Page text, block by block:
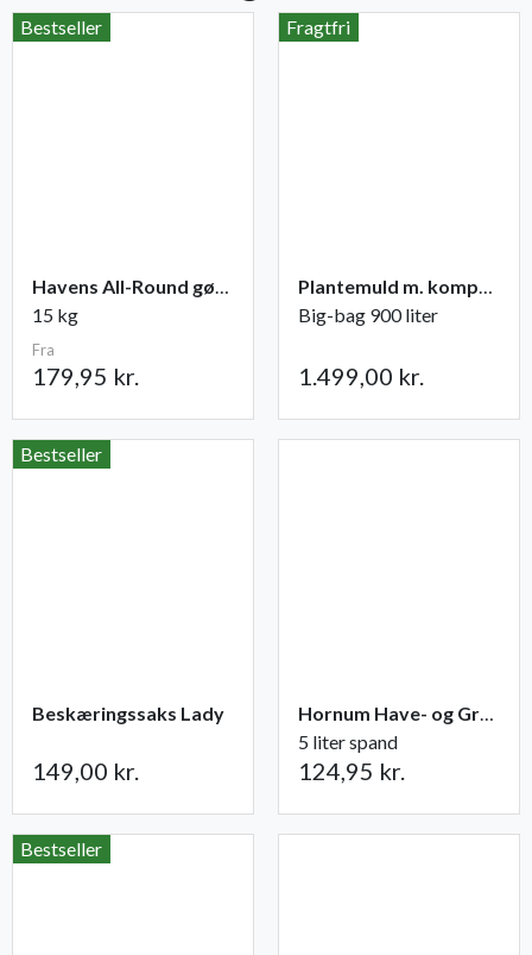
Bestseller
Havens All-Round gødning NPK 12-2-10
15 kg
Fra
179,95 kr.
Fragtfri
Plantemuld m. kompost fra Champost
Big-bag 900 liter
1.499,00 kr.
Bestseller
Beskæringssaks Lady
149,00 kr.
Hornum Have- og Grøntsagsgødning NPK 9-2-5
5 liter spand
124,95 kr.
Bestseller